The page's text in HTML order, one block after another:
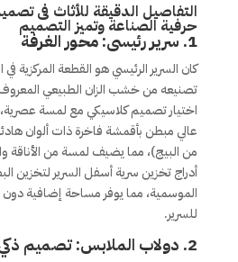
التفاصيل الدقيقة للأثاث فى
حرفية الصناعة وتميز التصميم
1. سرير رئيسى: محور الغرفة
كان السرير الرئيسي هو القطعة المركزية
تصنيعه من خشب الزان الطبيعي
اختيار تصميم كلاسيكي مع لمسة
عالي مبطن بأقمشة فاخرة ذات ألوان
من البيج)، مما يضيف لمسة من الأناقة
أدراج تخزين سرية أسفل السرير لتخزين
الموسمية، مما يوفر مساحة إضافية دون
للسرير.
2. دولاب الملابس: تصميم